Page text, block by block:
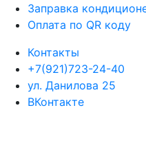
Заправка
Оплата по QR коду
Контакты
+7(921)723-24-40
ул. Данилова 25
ВКонтакте